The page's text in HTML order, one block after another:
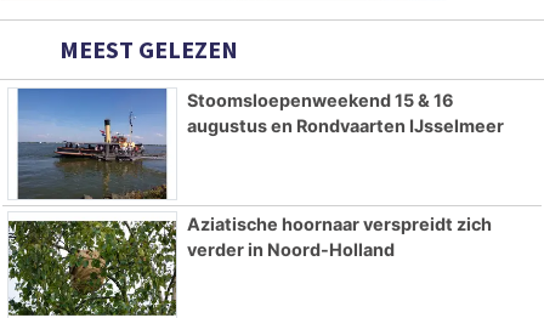
MEEST GELEZEN
Stoomsloepenweekend 15 & 16
augustus en Rondvaarten IJsselmeer
Aziatische hoornaar verspreidt zich
verder in Noord-Holland